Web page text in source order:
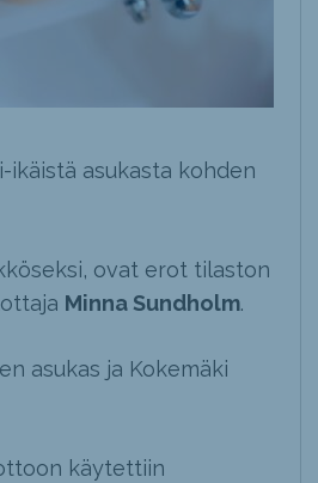
ikäistä asukasta kohden
ovat erot tilaston
Minna Sundholm.
asukas ja Kokemäki
käytettiin